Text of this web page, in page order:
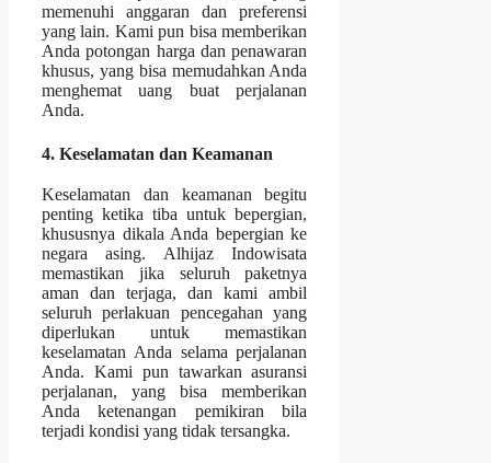
memenuhi anggaran dan preferensi
yang lain. Kami pun bisa memberikan
Anda potongan harga dan penawaran
khusus, yang bisa memudahkan Anda
menghemat uang buat perjalanan
Anda.
4. Keselamatan dan Keamanan
Keselamatan dan keamanan begitu
penting ketika tiba untuk bepergian,
khususnya dikala Anda bepergian ke
negara asing. Alhijaz Indowisata
memastikan jika seluruh paketnya
aman dan terjaga, dan kami ambil
seluruh perlakuan pencegahan yang
diperlukan untuk memastikan
keselamatan Anda selama perjalanan
Anda. Kami pun tawarkan asuransi
perjalanan, yang bisa memberikan
Anda ketenangan pemikiran bila
terjadi kondisi yang tidak tersangka.